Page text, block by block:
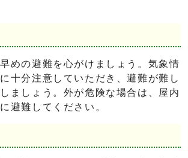
めの避難を心がけましょう。気象情
十分注意していただき、避難が難し
ましょう。外が危険な場合は、屋内
避難してください。